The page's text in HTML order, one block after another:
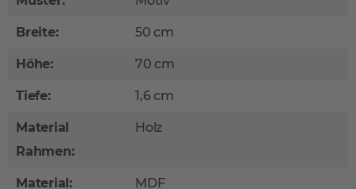
Breite: 50 cm
Höhe: 70 cm
Tiefe: 1,6 cm
Material
Rahmen:
Holz
Material: MDF